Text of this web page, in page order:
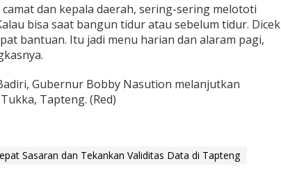
camat dan kepala daerah, sering-sering melototi
bisa saat bangun tidur atau sebelum tidur. Dicek
bantuan. Itu jadi menu harian dan alaram pagi,
Gubernur Bobby Nasution melanjutkan
Tapteng. (Red)
Sasaran dan Tekankan Validitas Data di Tapteng